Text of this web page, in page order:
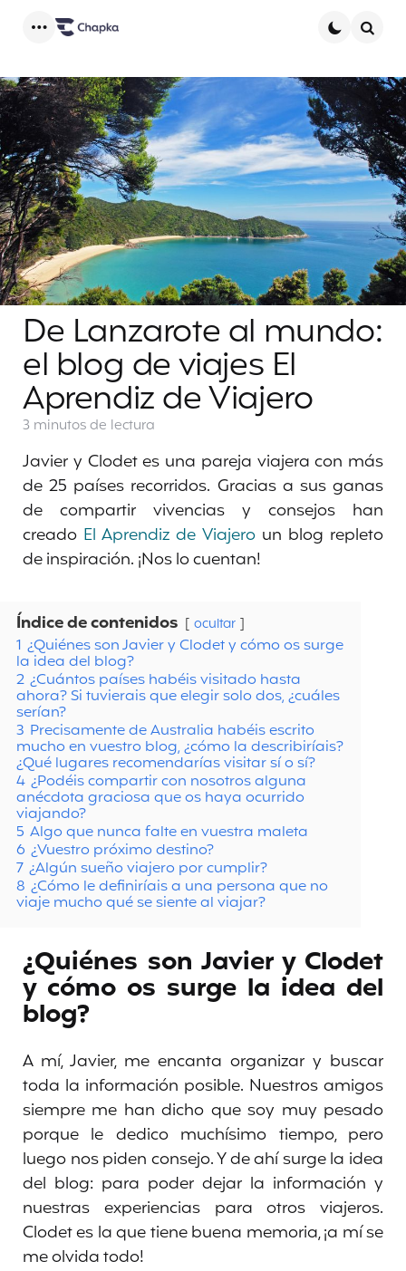
De Lanzarote al mundo:
el blog de viajes El
Aprendiz de Viajero
3 minutosde lectura
Javier y Clodet es una pareja viajera con más
de 25 países recorridos. Gracias a sus ganas
de compartir vivencias y consejos han
creado El Aprendiz de Viajeroun blog repleto
de inspiración. ¡Nos lo cuentan!
Índice de contenidos ocultar
1 ¿Quiénes son Javier y Clodet y cómo os surge
la idea del blog?
2 ¿Cuántos países habéis visitado hasta
ahora? Si tuvierais que elegir solo dos, ¿cuáles
serían?
3 Precisamente de Australia habéis escrito
mucho en vuestro blog, ¿cómo la describiríais?
¿Qué lugares recomendarías visitar sí o sí?
4 ¿Podéis compartir con nosotros alguna
anécdota graciosa que os haya ocurrido
viajando?
5 Algo que nunca falte en vuestra maleta
6 ¿Vuestro próximo destino?
7 ¿Algún sueño viajero por cumplir?
8 ¿Cómo le definiríais a una persona que no
viaje mucho qué se siente al viajar?
¿Quiénes son Javier y Clodet
y cómo os surge la idea del
blog?
A mí, Javier, me encanta organizar y buscar
toda la información posible. Nuestros amigos
siempre me han dicho que soy muy pesado
porque le dedico muchísimo tiempo, pero
luego nos piden consejo. Y de ahí surge la idea
del blog: para poder dejar la información y
nuestras experiencias para otros viajeros.
Clodet es la que tiene buena memoria, ¡a mí se
me olvida todo!